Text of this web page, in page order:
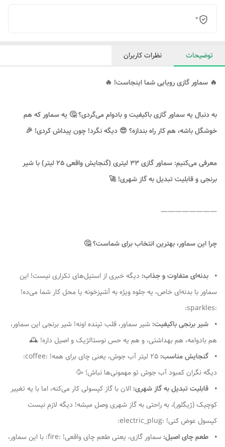
0
توضیحات نظرات کاربران
🔥 سماور گازی رویایی شما اینجاست! 🔥
به دنبال یه سماور گازی باکیفیت و بادوام می‌گردی؟ 🤔 یه سماور که هم
خوشگل باشه، هم کار راه بندازه؟ 😎 دیگه نگرد! چون پیداش کردی! 🎉
معرفی می‌کنیم: سماور گازی 33 لیتری (گنجایش واقعی 25 لیتر) با شیر
برنجی و قابلیت تبدیل به گاز شهری! 🚀
————————
چرا این سماور، بهترین انتخاب برای شماست؟ 🤔
⦁ بدنه‌ای متفاوت و جذاب: دیگه خبری از استیل‌های تکراری نیست! این
سماور با بدنه‌ای خاص، یه جلوه ویژه به آشپزخونه یا محل کار شما می‌ده!
:sparkles:
⦁ شیر برنجی باکیفیت:شیر سماور، قلب تپنده اونه! شیر برنجی این سماور،
هم بادوامه، هم بهداشتی، و هم یه حس نوستالژیک و اصیل داره! 🕰
⦁ گنجایش مناسب:
25 لیتر آب جوش، یعنی چای برای همه! :coffee:
دیگه نگران کمبود آب جوش تو مهمونی‌ها نباش! 🥳
⦁ قابلیت تبدیل به گاز شهری: الان با گاز کپسولی کار می‌کنه، اما با یه تغییر
کوچیک (ژیگلور)، به راحتی به گاز شهری وصل میشه! دیگه لازم نیست
کپسول عوض کنی! :electric_plug:
⦁ طعم چای اصیل:
سماور گازی، یعنی طعم چای واقعی! :fire: با این سماور،